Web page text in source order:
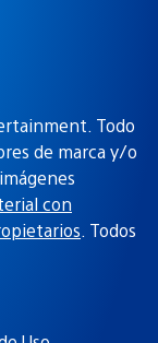
Todo
de marca y/o
con
. Todos